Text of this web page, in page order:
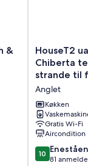
&
HouseT2
uafhængig
villa
i
Chiberta
terrasse
/
have
golf
strande
til
HouseT2
Chiberta
strande til
Anglet
Køkken
Gratis Wi-Fi
Aircondition
10.0
ud
10
81